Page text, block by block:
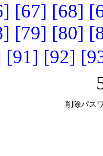
[67] [68]
[79] [80]
[91] [92]
削除パス